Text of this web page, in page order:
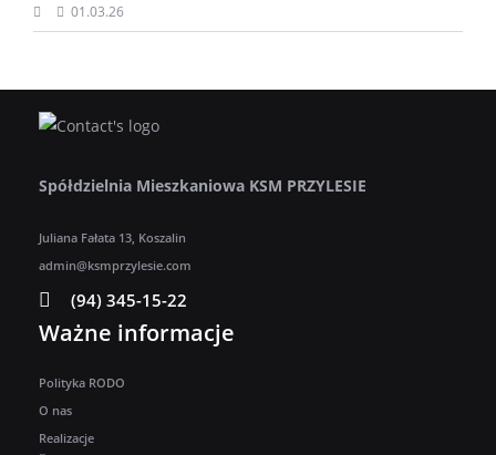
01.03.26
Spółdzielnia Mieszkaniowa KSM PRZYLESIE
Juliana Fałata 13, Koszalin
admin@ksmprzylesie.com
(94) 345-15-22
Ważne informacje
Polityka RODO
O nas
Realizacje